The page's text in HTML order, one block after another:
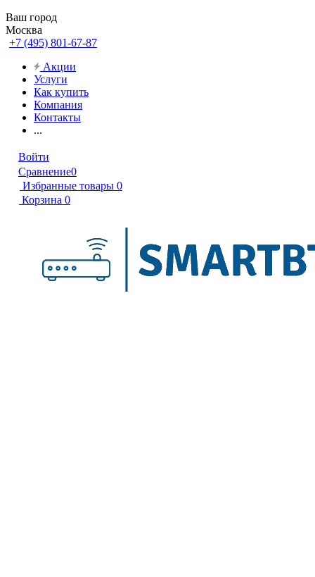
Ваш город
Москва
+7 (495) 801-67-87
Акции
Услуги
Как купить
Компания
Контакты
...
Войти
Сравнение0
Избранные товары 0
Корзина 0